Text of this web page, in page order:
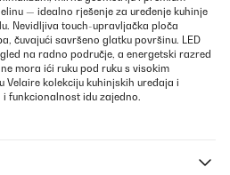
— idealno rješenje za uređenje kuhinje
Nevidljiva touch-upravljačka ploča
čuvajući savršeno glatku površinu. LED
na radno područje, a energetski razred
mora ići ruku pod ruku s visokim
Velaire kolekciju kuhinjskih uređaja i
funkcionalnost idu zajedno.